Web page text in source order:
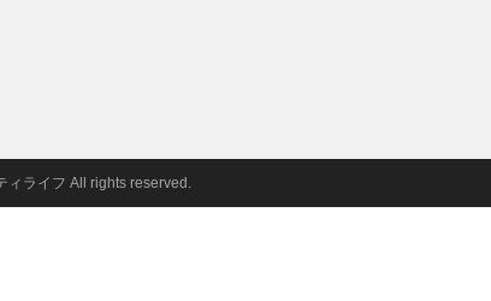
ィライフ All rights reserved.